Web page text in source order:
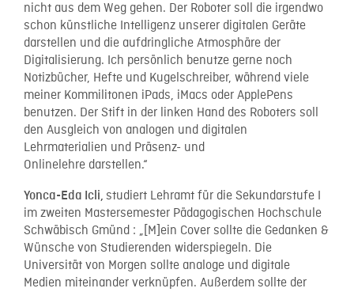
nicht aus dem Weg gehen. Der Roboter soll die irgendwo
schon künstliche Intelligenz unserer digitalen Geräte
darstellen und die aufdringliche Atmosphäre der
Digitalisierung. Ich persönlich benutze gerne noch
Notizbücher, Hefte und Kugelschreiber, während viele
meiner Kommilitonen iPads, iMacs oder ApplePens
benutzen. Der Stift in der linken Hand des Roboters soll
den Ausgleich von analogen und digitalen
Lehrmaterialien und Präsenz- und
Onlinelehre darstellen.“
Yonca-Eda Icli, studiert Lehramt für die Sekundarstufe I
im zweiten Mastersemester Pädagogischen Hochschule
Schwäbisch Gmünd : „[M]ein Cover sollte die Gedanken &
Wünsche von Studierenden widerspiegeln. Die
Universität von Morgen sollte analoge und digitale
Medien miteinander verknüpfen. Außerdem sollte der